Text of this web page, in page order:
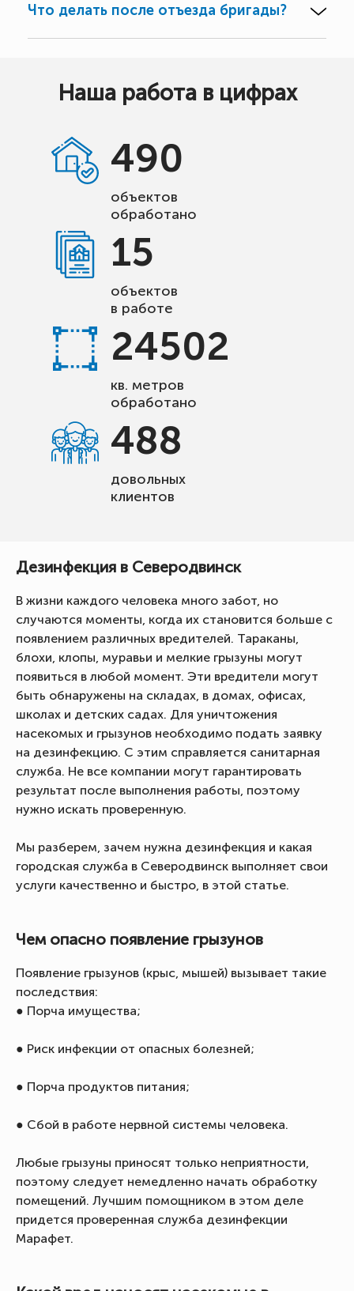
Что делать после отъезда бригады?
Наша работа в цифрах
490
объектов
обработано
15
объектов
в работе
24502
кв. метров
обработано
488
довольных
клиентов
Дезинфекция в Северодвинск
В жизни каждого человека много забот, но
случаются моменты, когда их становится больше с
появлением различных вредителей. Тараканы,
блохи, клопы, муравьи и мелкие грызуны могут
появиться в любой момент. Эти вредители могут
быть обнаружены на складах, в домах, офисах,
школах и детских садах. Для уничтожения
насекомых и грызунов необходимо подать заявку
на дезинфекцию. С этим справляется санитарная
служба. Не все компании могут гарантировать
результат после выполнения работы, поэтому
нужно искать проверенную.
Мы разберем, зачем нужна дезинфекция и какая
городская служба в Северодвинск выполняет свои
услуги качественно и быстро, в этой статье.
Чем опасно появление грызунов
Появление грызунов (крыс, мышей) вызывает такие
последствия:
● Порча имущества;
● Риск инфекции от опасных болезней;
● Порча продуктов питания;
● Сбой в работе нервной системы человека.
Любые грызуны приносят только неприятности,
поэтому следует немедленно начать обработку
помещений. Лучшим помощником в этом деле
придется проверенная служба дезинфекции
Марафет.